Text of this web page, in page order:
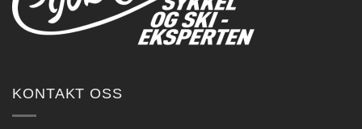
KONTAKT OSS